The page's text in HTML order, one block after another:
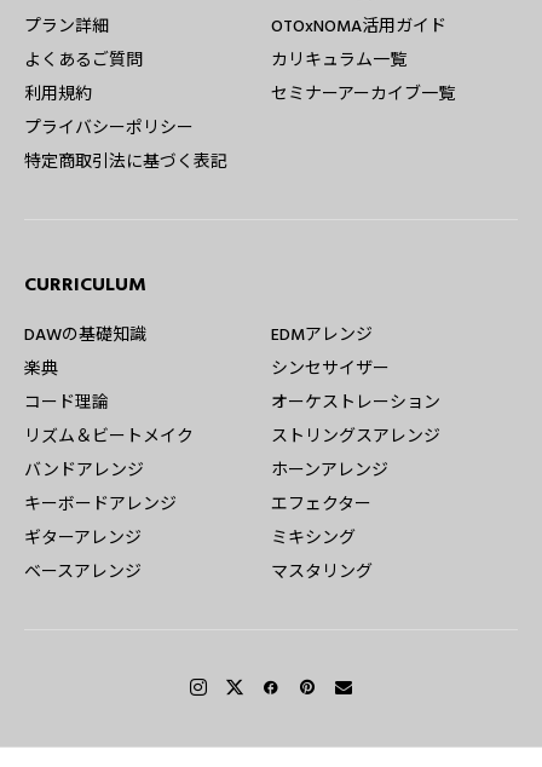
プラン詳細
よくあるご質問
利用規約
プライバシーポリシー
特定商取引法に基づく表記
OTOxNOMA活用ガイド
カリキュラム一覧
セミナーアーカイブ一覧
CURRICULUM
DAWの基礎知識
楽典
コード理論
リズム＆ビートメイク
バンドアレンジ
キーボードアレンジ
ギターアレンジ
ベースアレンジ
EDMアレンジ
シンセサイザー
オーケストレーション
ストリングスアレンジ
ホーンアレンジ
エフェクター
ミキシング
マスタリング